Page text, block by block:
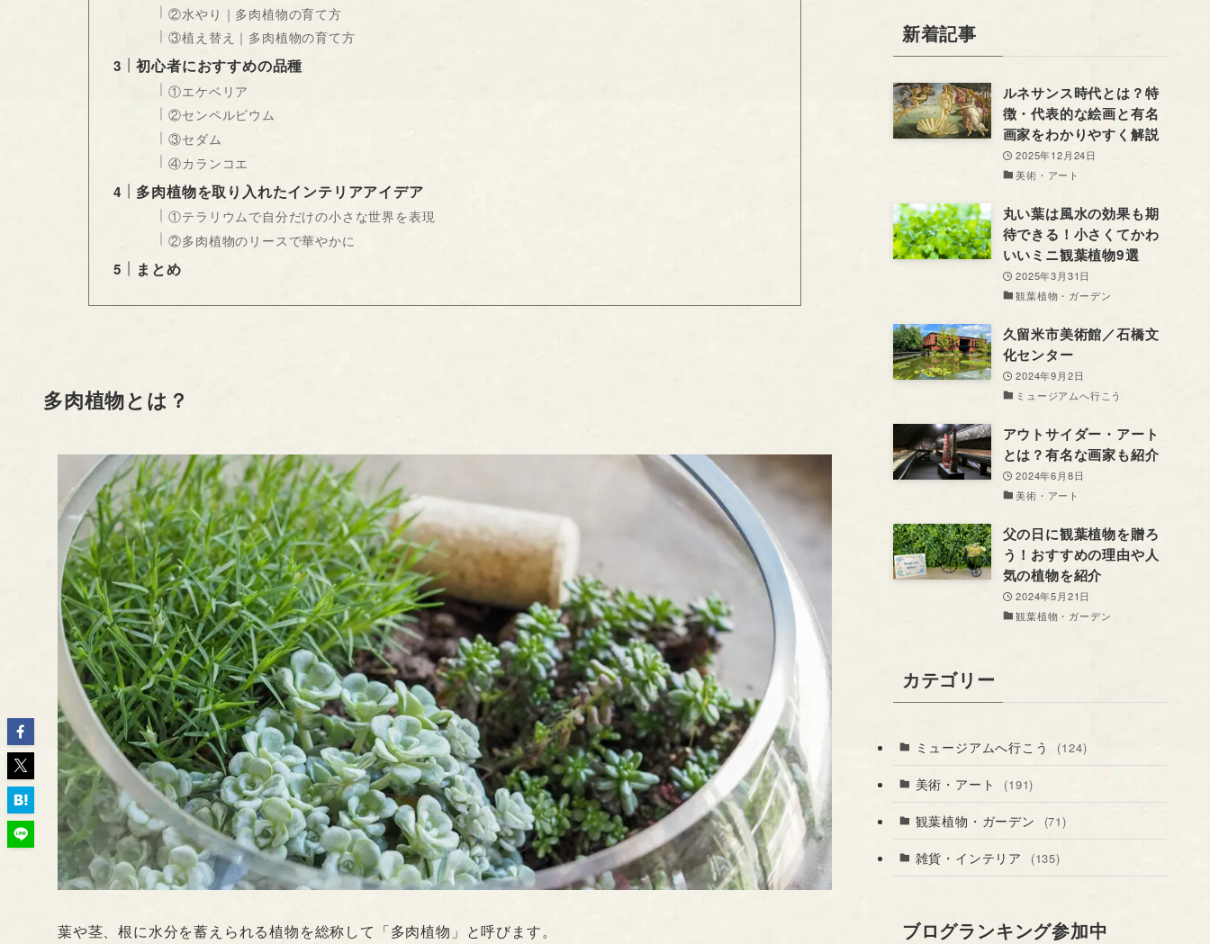
②水やり｜多肉植物の育て方
③植え替え｜多肉植物の育て方
初心者におすすめの品種
①エケベリア
②センペルビウム
③セダム
④カランコエ
多肉植物を取り入れたインテリアアイデア
①テラリウムで自分だけの小さな世界を表現
②多肉植物のリースで華やかに
まとめ
多肉植物とは？
葉や茎、根に水分を蓄えられる植物を総称して「多肉植物」と呼びます。
新着記事
ルネサンス時代とは？特
徴・代表的な絵画と有名
画家をわかりやすく解説
2025年12月24日
美術・アート
丸い葉は風水の効果も期
待できる！小さくてかわ
いいミニ観葉植物9選
2025年3月31日
観葉植物・ガーデン
久留米市美術館／石橋文
化センター
2024年9月2日
ミュージアムへ行こう
アウトサイダー・アート
とは？有名な画家も紹介
2024年6月8日
美術・アート
父の日に観葉植物を贈ろ
う！おすすめの理由や人
気の植物を紹介
2024年5月21日
観葉植物・ガーデン
カテゴリー
ミュージアムへ行こう (124)
美術・アート (191)
観葉植物・ガーデン (71)
雑貨・インテリア (135)
ブログランキング参加中